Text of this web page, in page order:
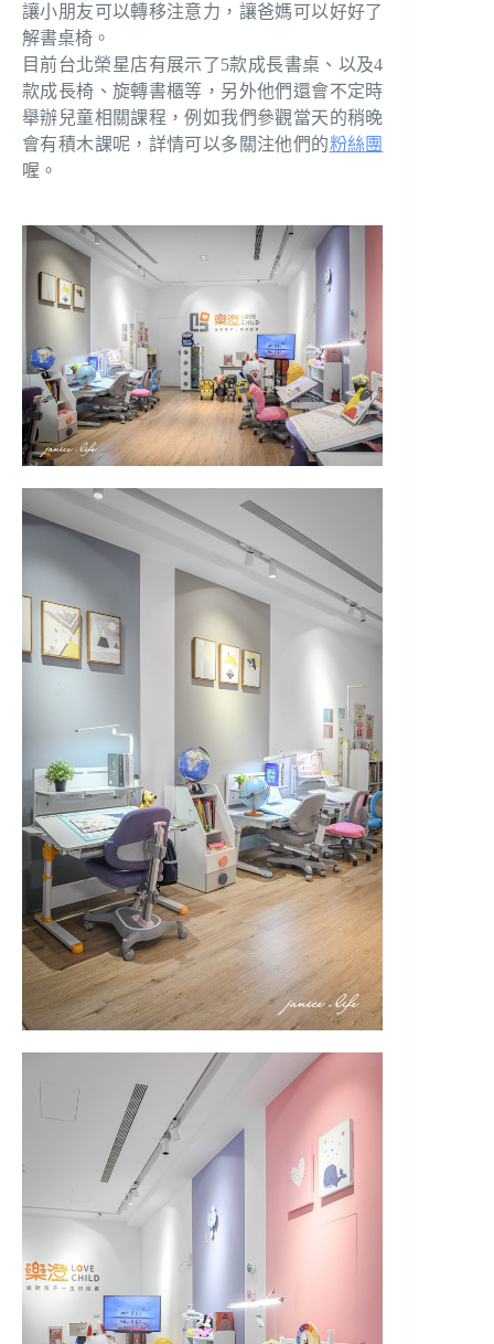
讓小朋友可以轉移注意力，讓爸媽可以好好了
解書桌椅。
目前台北榮星店有展示了5款成長書桌、以及4
款成長椅、旋轉書櫃等，另外他們還會不定時
舉辦兒童相關課程，例如我們參觀當天的稍晚
會有積木課呢，詳情可以多關注他們的粉絲團
喔。